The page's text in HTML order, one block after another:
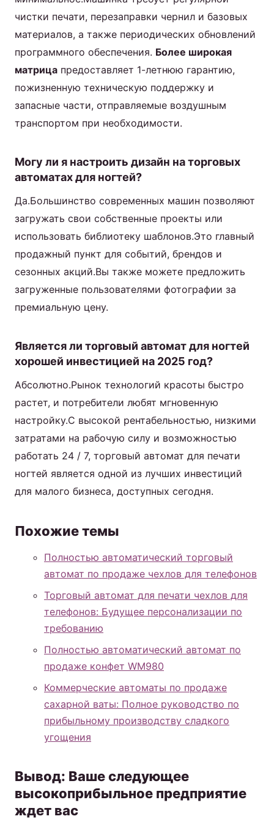
чистки печати, перезаправки чернил и базовых
материалов, а также периодических обновлений
программного обеспечения. Более широкая
матрица предоставляет 1-летнюю гарантию,
пожизненную техническую поддержку и
запасные части, отправляемые воздушным
транспортом при необходимости.
Могу ли я настроить дизайн на торговых
автоматах для ногтей?
Да.Большинство современных машин позволяют
загружать свои собственные проекты или
использовать библиотеку шаблонов.Это главный
продажный пункт для событий, брендов и
сезонных акций.Вы также можете предложить
загруженные пользователями фотографии за
премиальную цену.
Является ли торговый автомат для ногтей
хорошей инвестицией на 2025 год?
Абсолютно.Рынок технологий красоты быстро
растет, и потребители любят мгновенную
настройку.С высокой рентабельностью, низкими
затратами на рабочую силу и возможностью
работать 24 / 7, торговый автомат для печати
ногтей является одной из лучших инвестиций
для малого бизнеса, доступных сегодня.
Похожие темы
Полностью автоматический торговый
автомат по продаже чехлов для телефонов
Торговый автомат для печати чехлов для
телефонов: Будущее персонализации по
требованию
Полностью автоматический автомат по
продаже конфет WM980
Коммерческие автоматы по продаже
сахарной ваты: Полное руководство по
прибыльному производству сладкого
угощения
Вывод: Ваше следующее
высокоприбыльное предприятие
ждет вас